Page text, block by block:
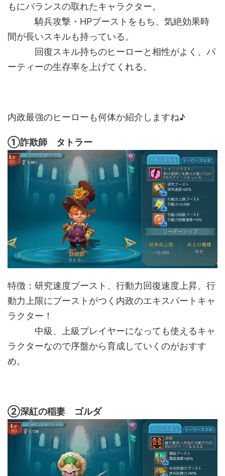
もにバランスの取れたキャラクター。
騎兵攻撃・HPブーストをもち、気絶効果時
間が長いスキルも持っている。
回復スキル持ちのヒーローと相性がよく、パ
ーティーの生存率を上げてくれる。
内政最強のヒーローも何体か紹介しますね♪
①詐欺師 タトラー
特徴：研究速度ブースト、行動力回復速度上昇、行
動力上限にブーストがつく内政のエキスパートキャ
ラクター！
中級、上級プレイヤーになっても使えるキャ
ラクターなので序盤から育成していくのがおすす
め。
②深紅の稲妻 ゴルダ